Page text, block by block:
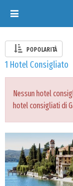
Toggle
navigation
POPOLARITÀ
1 Hotel Consigliato
Nessun hotel
hotel consigliati di